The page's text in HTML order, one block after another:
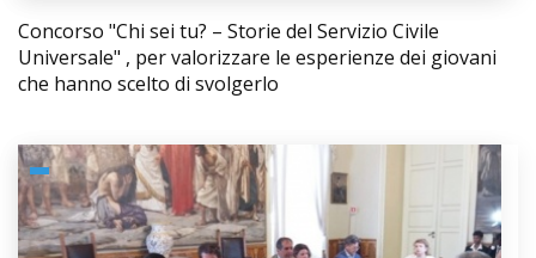
Concorso "Chi sei tu? – Storie del Servizio Civile
Universale" , per valorizzare le esperienze dei giovani
che hanno scelto di svolgerlo